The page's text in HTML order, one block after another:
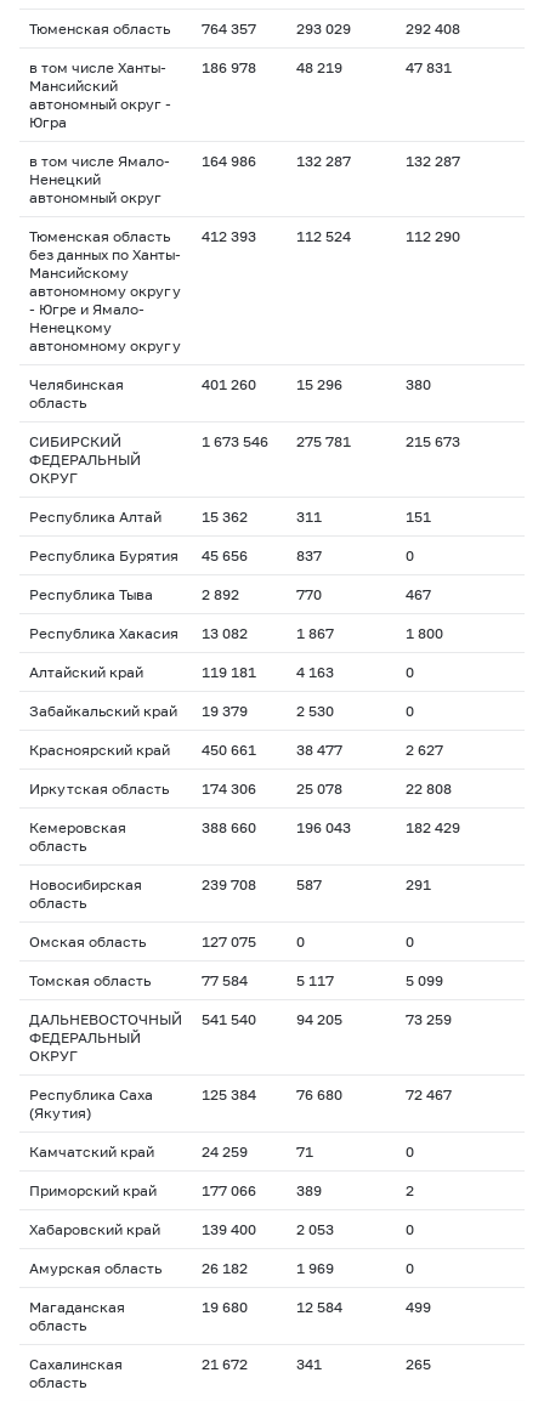
Тюменская область 764 357 293 029 292 408
в том числе Ханты-
Мансийский
автономный округ -
Югра
186 978 48 219 47 831
в том числе Ямало-
Ненецкий
автономный округ
164 986 132 287 132 287
Тюменская область
без данных по Ханты-
Мансийскому
автономному округу
- Югре и Ямало-
Ненецкому
автономному округу
412 393 112 524 112 290
Челябинская
область
401 260 15 296 380
СИБИРСКИЙ
ФЕДЕРАЛЬНЫЙ
ОКРУГ
1 673 546 275 781 215 673
Республика Алтай 15 362 311 151
Республика Бурятия 45 656 837 0
Республика Тыва 2 892 770 467
Республика Хакасия 13 082 1 867 1 800
Алтайский край 119 181 4 163 0
Забайкальский край 19 379 2 530 0
Красноярский край 450 661 38 477 2 627
Иркутская область 174 306 25 078 22 808
Кемеровская
область
388 660 196 043 182 429
Новосибирская
область
239 708 587 291
Омская область 127 075 0 0
Томская область 77 584 5 117 5 099
ДАЛЬНЕВОСТОЧНЫЙ
ФЕДЕРАЛЬНЫЙ
ОКРУГ
541 540 94 205 73 259
Республика Саха
(Якутия)
125 384 76 680 72 467
Камчатский край 24 259 71 0
Приморский край 177 066 389 2
Хабаровский край 139 400 2 053 0
Амурская область 26 182 1 969 0
Магаданская
область
19 680 12 584 499
Сахалинская
область
21 672 341 265